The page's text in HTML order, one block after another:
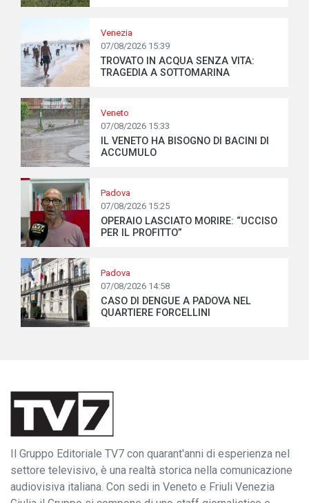
Venezia
07/08/2026 15:39
TROVATO IN ACQUA SENZA VITA:
TRAGEDIA A SOTTOMARINA
Veneto
07/08/2026 15:33
IL VENETO HA BISOGNO DI BACINI DI
ACCUMULO
Padova
07/08/2026 15:25
OPERAIO LASCIATO MORIRE: “UCCISO
PER IL PROFITTO”
Padova
07/08/2026 14:58
CASO DI DENGUE A PADOVA NEL
QUARTIERE FORCELLINI
Il Gruppo Editoriale TV7 con quarant'anni di esperienza nel
settore televisivo, è una realtà storica nella comunicazione
audiovisiva italiana. Con sedi in Veneto e Friuli Venezia